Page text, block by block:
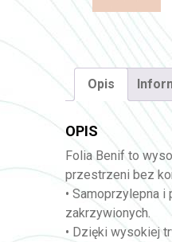
Opis
OPIS
Folia Benif to
przestrzeni bez
• Samoprzylepna
zakrzywionych.
• Dzięki wysokiej